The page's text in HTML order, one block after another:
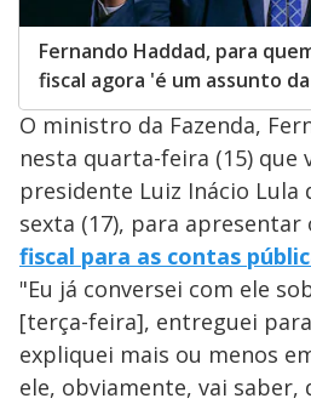
Fernando Haddad, para
fiscal agora 'é um assunto
O ministro da Fazenda,
nesta quarta-feira (15) que
presidente Luiz Inácio Lula
sexta (17), para apresentar
fiscal para as contas
"Eu já conversei com ele
[terça-feira], entreguei
expliquei mais ou menos
ele, obviamente, vai saber,